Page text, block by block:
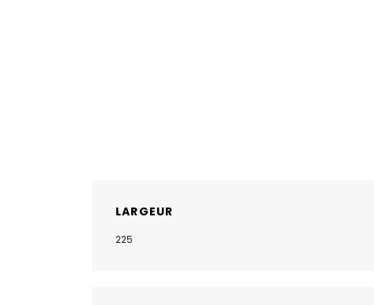
LARGEUR
225